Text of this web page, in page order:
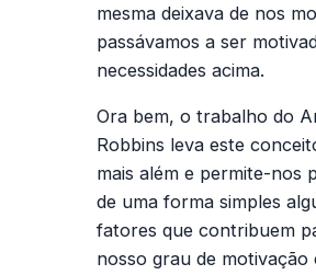
mesma deixava de nos
passávamos a ser
necessidades acima.
Ora bem, o trabalho do
Robbins leva este
mais além e permite-nos
de uma forma simples
fatores que contribuem
nosso grau de motivação